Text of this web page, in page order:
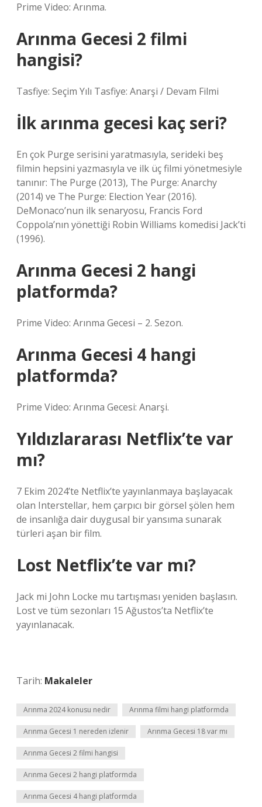
Prime Video: Arınma.
Arınma Gecesi 2 filmi
hangisi?
Tasfiye: Seçim Yılı Tasfiye: Anarşi / Devam Filmi
İlk arınma gecesi kaç seri?
En çok Purge serisini yaratmasıyla, serideki beş
filmin hepsini yazmasıyla ve ilk üç filmi yönetmesiyle
tanınır: The Purge (2013), The Purge: Anarchy
(2014) ve The Purge: Election Year (2016).
DeMonaco’nun ilk senaryosu, Francis Ford
Coppola’nın yönettiği Robin Williams komedisi Jack’ti
(1996).
Arınma Gecesi 2 hangi
platformda?
Prime Video: Arınma Gecesi – 2. Sezon.
Arınma Gecesi 4 hangi
platformda?
Prime Video: Arınma Gecesi: Anarşi.
Yıldızlararası Netflix’te var
mı?
7 Ekim 2024’te Netflix’te yayınlanmaya başlayacak
olan Interstellar, hem çarpıcı bir görsel şölen hem
de insanlığa dair duygusal bir yansıma sunarak
türleri aşan bir film.
Lost Netflix’te var mı?
Jack mi John Locke mu tartışması yeniden başlasın.
Lost ve tüm sezonları 15 Ağustos’ta Netflix’te
yayınlanacak.
Tarih: Makaleler
Arınma 2024 konusu nedir Arınma filmi hangi platformda
Arınma Gecesi 1 nereden izlenir Arınma Gecesi 18 var mı
Arınma Gecesi 2 filmi hangisi
Arınma Gecesi 2 hangi platformda
Arınma Gecesi 4 hangi platformda